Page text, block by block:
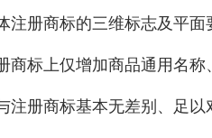
册商标的三维标志及平面
标上仅增加商品通用名称
册商标基本无差别、足以